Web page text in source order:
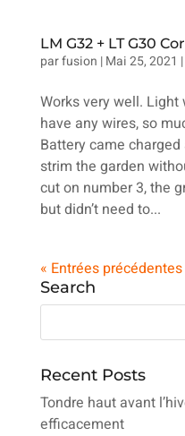
LM G32 + LT G30
parfusion |Mai 25, 2021 |
Works very well.
have any wires, so
Battery came
strim the garden
cut on number 3, the
but didn’t need to...
« Entrées précédentes
Search
Recent Posts
Tondre haut avant
efficacement